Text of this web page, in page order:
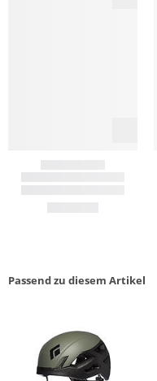
Passend zu diesem Artikel